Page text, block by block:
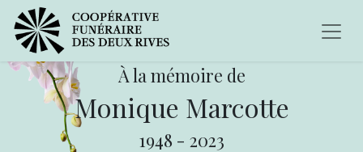
À la mémoire de
Monique Marcotte
1948 - 2023